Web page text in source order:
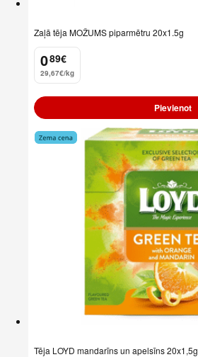
Zaļā tēja MOŽUMS piparmētru 20x1.5g
0
. 89€
29,67€/kg
Pievienot
Tēja LOYD mandarīns un apelsīns 20x1,5g